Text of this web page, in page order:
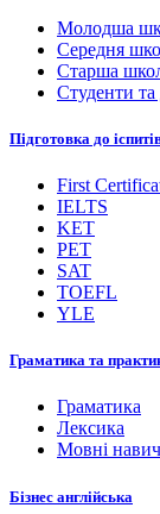
Молодша
Середня
Старша
Студенти та
Підготовка до
First
IELTS
KET
PET
SAT
TOEFL
YLE
Граматика та
Граматика
Лексика
Мовні
Бізнес англійська